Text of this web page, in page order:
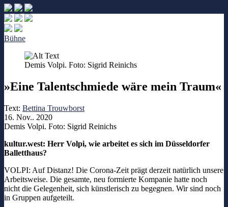
Bühne
Demis Volpi. Foto: Sigrid Reinichs
»Eine Talentschmiede wäre mein Traum«
Text: Bettina Trouwborst
16. Nov.. 2020
Demis Volpi. Foto: Sigrid Reinichs
kultur.west: Herr Volpi, wie arbeitet es sich im Düsseldorfer
Balletthaus?
VOLPI: Auf Distanz! Die Corona-Zeit prägt derzeit natürlich unsere
Arbeitsweise. Die gesamte, neu formierte Kompanie hatte noch
nicht die Gelegenheit, sich künstlerisch zu begegnen. Wir sind noch
in Gruppen aufgeteilt.